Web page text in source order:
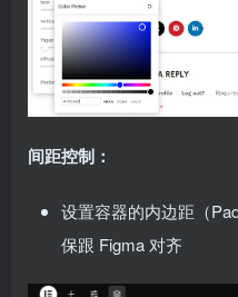
间距控制：
设置容器的内边距（
保跟 Figma 对齐